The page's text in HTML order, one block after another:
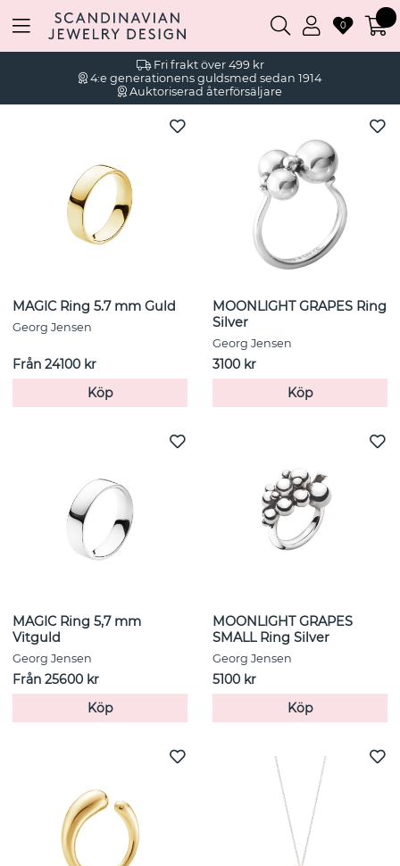
Fri frakt över 499 kr
4:e generationens guldsmed sedan 1914
Auktoriserad återförsäljare
0
MAGIC Ring 5.7 mm Guld
Georg Jensen
Från 24100 kr
Köp
MOONLIGHT GRAPES Ring
Silver
Georg Jensen
3100 kr
Köp
MAGIC Ring 5,7 mm
Vitguld
Georg Jensen
Från 25600 kr
Köp
MOONLIGHT GRAPES
SMALL Ring Silver
Georg Jensen
5100 kr
Köp